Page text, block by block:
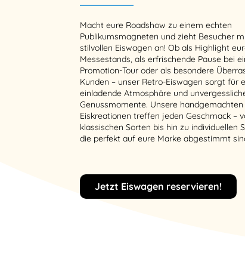
Macht eure Roadshow zu einem echten
Publikumsmagneten und zieht Besucher
stilvollen Eiswagen an! Ob als Highlight
Messestands, als erfrischende Pause bei
Promotion-Tour oder als besondere
Kunden – unser Retro-Eiswagen sorgt für
einladende Atmosphäre und
Genussmomente. Unsere handgemachten
Eiskreationen treffen jeden Geschmack –
klassischen Sorten bis hin zu individuellen
die perfekt auf eure Marke abgestimmt
Jetzt Eiswagen reservieren!